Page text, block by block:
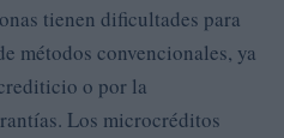
tienen dificultades para
métodos convencionales, ya
o por la
Los microcréditos